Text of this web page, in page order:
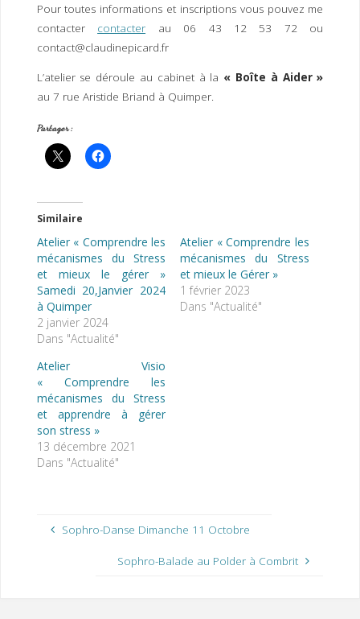
Pour toutes informations et inscriptions vous pouvez me
contacter contacter au 06 43 12 53 72 ou
contact@claudinepicard.fr
L’atelier se déroule au cabinet à la « Boîte à Aider »
au 7 rue Aristide Briand à Quimper.
Partager :
Similaire
Atelier « Comprendre les
mécanismes du Stress
et mieux le gérer »
Samedi 20,Janvier 2024
à Quimper
2 janvier 2024
Dans "Actualité"
Atelier « Comprendre les
mécanismes du Stress
et mieux le Gérer »
1 février 2023
Dans "Actualité"
Atelier Visio
« Comprendre les
mécanismes du Stress
et apprendre à gérer
son stress »
13 décembre 2021
Dans "Actualité"
Sophro-Danse Dimanche 11 Octobre
Sophro-Balade au Polder à Combrit